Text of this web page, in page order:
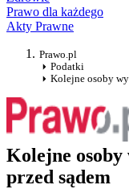
Prawo dla każdego
Akty Prawne
Prawo.pl
Podatki
Kolejne osoby
Kolejne osoby
przed sądem